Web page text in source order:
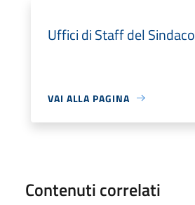
Uffici di Staff del Sindaco
VAI ALLA PAGINA
Contenuti correlati